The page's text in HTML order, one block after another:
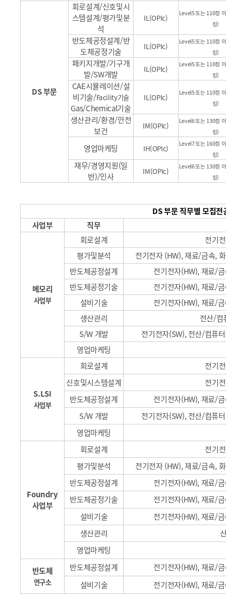
DS 부문
회로설계/신호및시
스템설계/평가및분
석
IL(OPIc)
Level5또는 110점
킹)
반도체공정설계/반
도체공정기술
IL(OPIc)
Level5또는 110점
킹)
패키지개발/기구개
발/SW개발
IL(OPIc)
Level5또는 110점
킹)
CAE시뮬레이션/설
비기술/Facility기술
Gas/Chemical기술
IL(OPIc)
Level5또는 110점
킹)
생산관리/환경/안전
보건
IM(OPIc)
Level6또는 130점
킹)
영업마케팅 IH(OPIc)
Level7또는 160점
킹)
재무/경영지원(일
반)/인사
IM(OPIc)
Level6또는 130점
킹)
DS 부문 직무별 모집전
사업부
직무
메모리
사업부
회로설계
전기
평가및분석
전기전자(HW),재료/금속,
반도체공정설계
전기전자(HW), 재료/
반도체공정기술
전기전자(HW), 재료/
설비기술
전기전자(HW), 재료/
생산관리
전산/컴
S/W 개발 전기전자(SW),전산/컴퓨
영업마케팅
S.LSI
사업부
회로설계
전기
신호및시스템설계
전기
반도체공정설계
전기전자(HW), 재료/
S/W 개발 전기전자(SW),전산/컴퓨
영업마케팅
Foundry
사업부
회로설계
전기
평가및분석
전기전자(HW),재료/금속,
반도체공정설계
전기전자(HW), 재료/
반도체공정기술
전기전자(HW), 재료/
설비기술
전기전자(HW), 재료/
생산관리
영업마케팅
반도체
연구소
반도체공정설계 전기전자(HW), 재료/
설비기술
전기전자(HW), 재료/